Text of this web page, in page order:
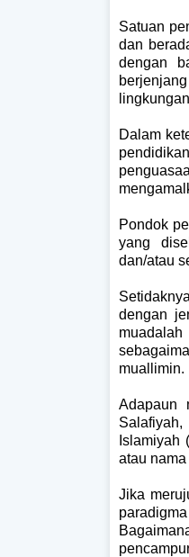
Satuan
dan
dengan
Dalam
Pondok
yang
dan/atau
dengan
muallimin.
Adapaun
Islamiyah
atau
Jika